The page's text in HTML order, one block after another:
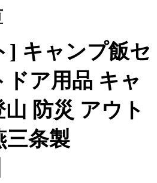
] キャンプ飯セ
ドア用品 キャ
防災 アウト
三条製